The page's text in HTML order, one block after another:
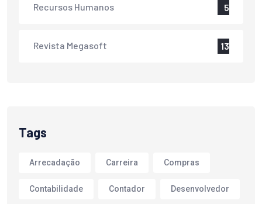
Recursos Humanos 5
Revista Megasoft 13
Tags
Arrecadação Carreira Compras
Contabilidade Contador Desenvolvedor